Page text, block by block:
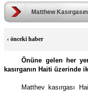
Matthew
‹ önceki haber
Önüne gelen her
kasırganın Haiti üzerinde
Matthev kasırgası